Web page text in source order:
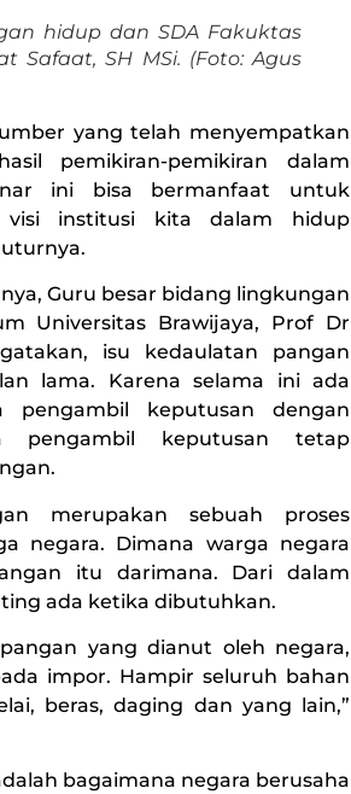
hidup dan SDA Fakuktas
Safaat, SH MSi. (Foto: Agus
yang telah menyempatkan
pemikiran-pemikiran dalam
ini bisa bermanfaat untuk
institusi kita dalam hidup
Guru besar bidang lingkungan
Universitas Brawijaya, Prof Dr
isu kedaulatan pangan
lama. Karena selama ini ada
pengambil keputusan dengan
pengambil keputusan tetap
merupakan sebuah proses
negara. Dimana warga negara
itu darimana. Dari dalam
ada ketika dibutuhkan.
yang dianut oleh negara,
impor. Hampir seluruh bahan
beras, daging dan yang lain,”
bagaimana negara berusaha